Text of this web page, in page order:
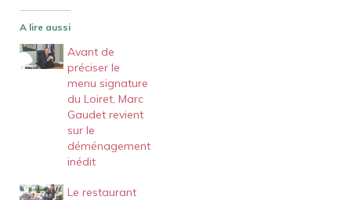
A lire aussi
Avant de
préciser le
menu signature
du Loiret, Marc
Gaudet revient
sur le
déménagement
inédit
Le restaurant